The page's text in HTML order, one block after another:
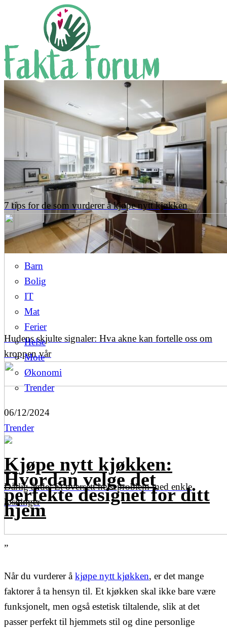
7 tips for de som vurderer å kjøpe nytt kjøkken
Hudens skjulte signaler: Hva akne kan fortelle oss om
kroppen vår
Dårlig ånde: Et oversett helseproblem med enkle
løsninger
Barn
Bolig
IT
Mat
Ferier
Helse
Mote
Økonomi
Trender
06/12/2024
Trender
Kjøpe nytt kjøkken:
Hvordan velge det
perfekte designet for ditt
hjem
”
Når du vurderer å kjøpe nytt kjøkken, er det mange
faktorer å ta hensyn til. Et kjøkken skal ikke bare være
funksjonelt, men også estetisk tiltalende, slik at det
passer perfekt til hjemmets stil og dine personlige